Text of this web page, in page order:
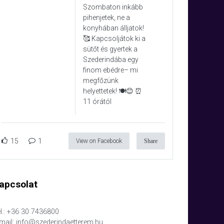
Szombaton inkább
pihenjetek, ne a
konyhában álljatok!
🥰 Kapcsoljátok ki a
sütőt és gyertek a
Szederindába egy
finom ebédre– mi
megfőzünk
helyettetek! 🍽️😊 ⏰
11 órától
15 1 View on Facebook Share
+36 30 7436800
info@szederindaetterem.hu